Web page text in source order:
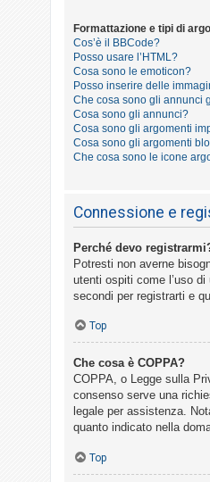
Formattazione e tipi di
Cos’è il BBCode?
Posso usare l’HTML?
Cosa sono le emoticon?
Posso inserire delle
Che cosa sono gli annunci
Cosa sono gli annunci?
Cosa sono gli argomenti
Cosa sono gli argomenti
Che cosa sono le icone
Connessione e
Perché devo
Potresti non averne
utenti ospiti come l’uso
secondi per registrarti e
Top
Che cosa è COPPA?
COPPA, o Legge sulla
consenso serve una
legale per assistenza.
quanto indicato nella
Top